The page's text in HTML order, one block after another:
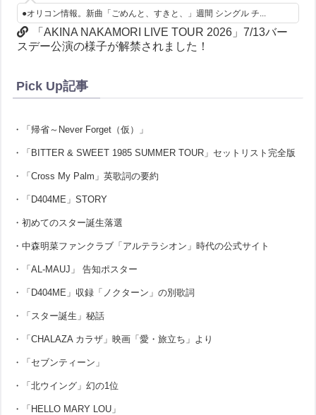
●オリコン情報。新曲「ごめんと、すきと、」週間 シングル チ...
「AKINA NAKAMORI LIVE TOUR 2026」7/13バー
スデー公演の様子が解禁されました！
Pick Up記事
・「帰省～Never Forget（仮）」
・「BITTER & SWEET 1985 SUMMER TOUR」セットリスト完全版
・「Cross My Palm」英歌詞の要約
・「D404ME」STORY
・初めてのスター誕生落選
・中森明菜ファンクラブ「アルテラシオン」時代の公式サイト
・「AL-MAUJ」 告知ポスター
・「D404ME」収録「ノクターン」の別歌詞
・「スター誕生」秘話
・「CHALAZA カラザ」映画「愛・旅立ち」より
・「セブンティーン」
・「北ウイング」幻の1位
・「HELLO MARY LOU」